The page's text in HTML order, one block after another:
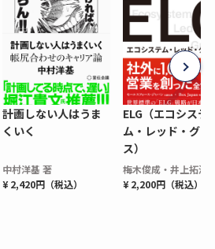
計画しない人はうま
くいく
中村洋基 著
¥ 2,420円（税込）
ELG（エコシステ
ム・レッド・グロ
ス）
梅木俊成・井上拓海
¥ 2,200円（税込）